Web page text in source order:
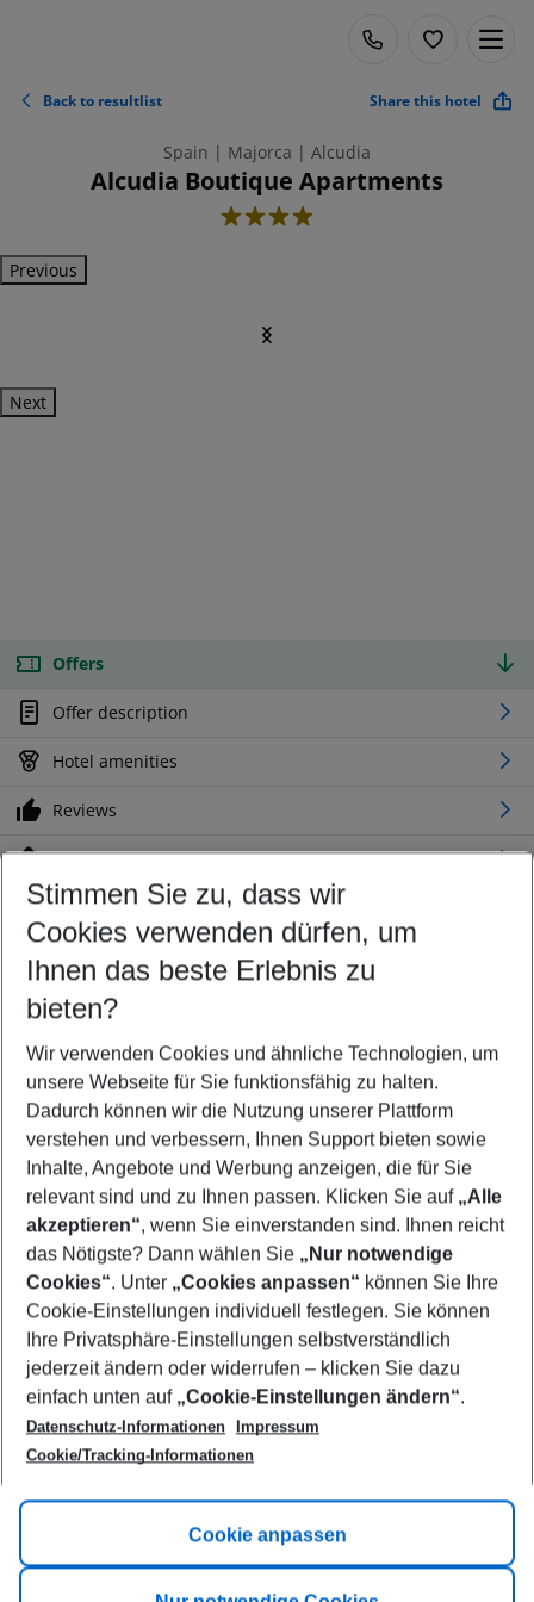
Back to resultlist Share this hotel
Spain | Majorca | Alcudia
Alcudia Boutique Apartments
4
Previous
Next
Offers
Offer description
Hotel amenities
Reviews
Location
Customize your offer
Find the perfect deal which suits your best
Your departure airport
Any airport
Select your date range
08/08/26–06/08/27 5-8 nights
Who will travel
2 adults No children
Show more filter
Footer
Footer navigation
Title A
Link A
Stimmen Sie zu, dass wir
Cookies verwenden dürfen, um
Ihnen das beste Erlebnis zu
bieten?
Wir verwenden Cookies und ähnliche Technologien, um
unsere Webseite für Sie funktionsfähig zu halten.
Dadurch können wir die Nutzung unserer Plattform
verstehen und verbessern, Ihnen Support bieten sowie
Inhalte, Angebote und Werbung anzeigen, die für Sie
relevant sind und zu Ihnen passen. Klicken Sie auf „Alle
akzeptieren“, wenn Sie einverstanden sind. Ihnen reicht
das Nötigste? Dann wählen Sie „Nur notwendige
Cookies“. Unter „Cookies anpassen“ können Sie Ihre
Cookie-Einstellungen individuell festlegen. Sie können
Ihre Privatsphäre-Einstellungen selbstverständlich
jederzeit ändern oder widerrufen – klicken Sie dazu
einfach unten auf „Cookie-Einstellungen ändern“.
Datenschutz-Informationen
Impressum
Cookie/Tracking-Informationen
Cookie anpassen